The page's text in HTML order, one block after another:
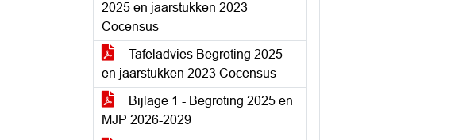
2025 en jaarstukken 2023
Cocensus
Tafeladvies Begroting 2025
en jaarstukken 2023 Cocensus
Bijlage 1 - Begroting 2025 en
MJP 2026-2029